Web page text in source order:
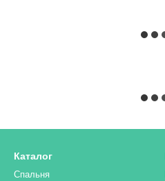
Каталог
Спальня